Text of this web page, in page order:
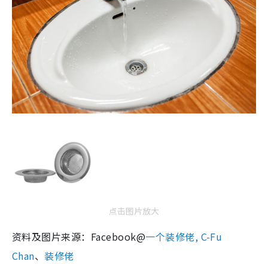
点击图片放大
资料及图片来源：Facebook@一个装修佬, C-Fu
Chan、装修佬